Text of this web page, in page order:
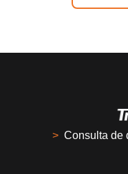
> Consulta de